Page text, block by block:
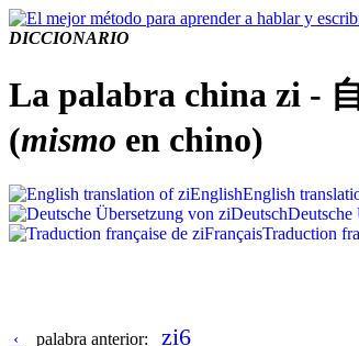
DICCIONARIO
La palabra china zi -
(mismo en chino)
EnglishEnglish
DeutschDeutsche
FrançaisTraduction
‹ palabra anterior: zi6